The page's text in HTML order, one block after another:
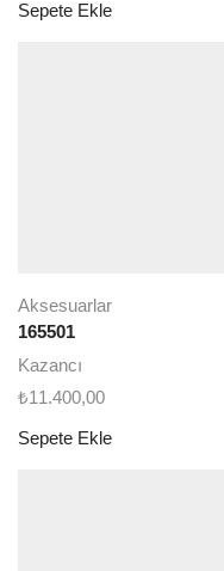
Sepete Ekle
Aksesuarlar
165501
Kazancı
₺11.400,00
Sepete Ekle